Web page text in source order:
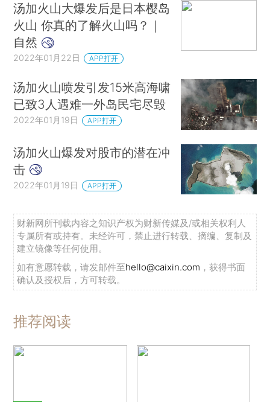
汤加火山大爆发后是日本樱岛
火山 你真的了解火山吗？｜
自然
2022年01月22日 APP打开
汤加火山喷发引发15米高海啸
已致3人遇难一外岛民宅尽毁
2022年01月19日 APP打开
汤加火山爆发对股市的潜在冲
击
2022年01月19日 APP打开
财新网所刊载内容之知识产权为财新传媒及/或相关权利人
专属所有或持有。未经许可，禁止进行转载、摘编、复制及
建立镜像等任何使用。
如有意愿转载，请发邮件至hello@caixin.com ，获得书面
确认及授权后，方可转载。
推荐阅读